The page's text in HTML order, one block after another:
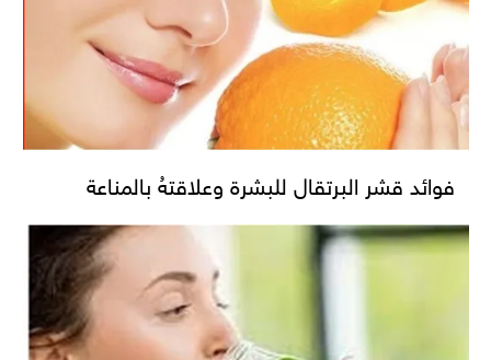
فوائد قشر البرتقال للبشرة وعلاقتهُ بالمناعة